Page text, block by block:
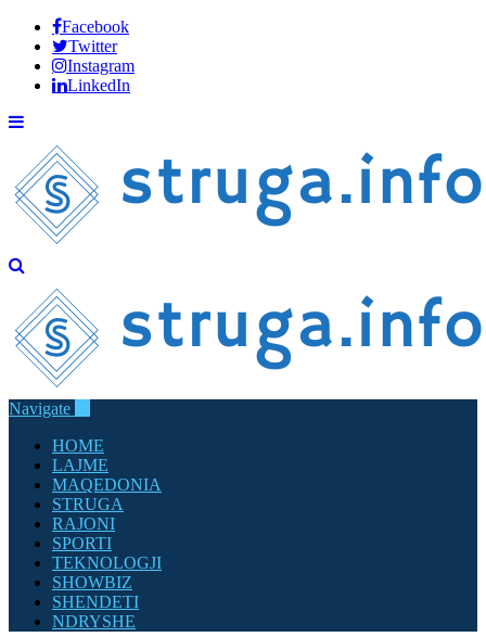
Facebook
Twitter
Instagram
LinkedIn
Navigate
HOME
LAJME
MAQEDONIA
STRUGA
RAJONI
SPORTI
TEKNOLOGJI
SHOWBIZ
SHENDETI
NDRYSHE